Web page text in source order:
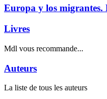
Europa y los migrantes.
Livres
Mdl vous recommande...
Auteurs
La liste de tous les auteurs